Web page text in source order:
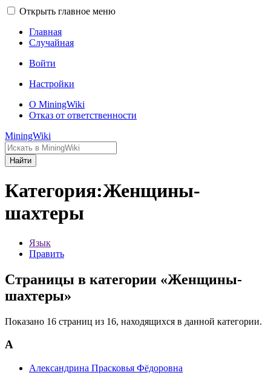
Открыть главное меню
Главная
Случайная
Войти
Настройки
О MiningWiki
Отказ от ответственности
MiningWiki
Найти
Категория:Женщины-
шахтеры
Язык
Править
Страницы в категории «Женщины-
шахтеры»
Показано 16 страниц из 16, находящихся в данной категории.
А
Александрина Прасковья Фёдоровна